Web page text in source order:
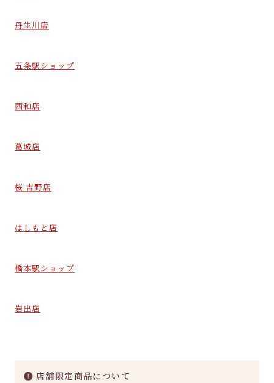
丹生川店
五条駅ショップ
西和店
葛城店
桜 吉野店
はしもと店
橋本駅ショップ
岩出店
店舗限定商品について